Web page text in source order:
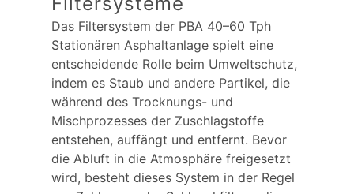
Das Filtersystem der PBA 40–60 Tph
Stationären Asphaltanlage spielt eine
entscheidende Rolle beim Umweltschutz,
indem es Staub und andere Partikel, die
während des Trocknungs- und
Mischprozesses der Zuschlagstoffe
entstehen, auffängt und entfernt. Bevor
die Abluft in die Atmosphäre freigesetzt
wird, besteht dieses System in der Regel